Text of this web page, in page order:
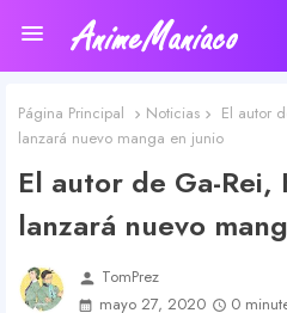
Página Principal Noticias
El autor
lanzará nuevo manga en junio
El autor de Ga-Rei,
lanzará nuevo
person TomPrez
mayo 27, 2020
0